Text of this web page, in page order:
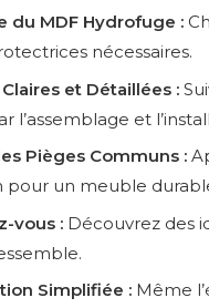
du MDF Hydrofuge :
nécessaires.
et Détaillées :
l’assemblage et
Pièges Communs :
pour un meuble
vous :Découvrez des
Simplifiée :Même